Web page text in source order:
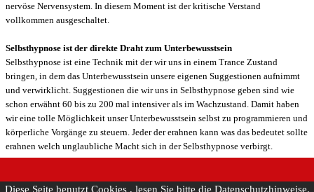
nervöse Nervensystem. In diesem Moment ist der kritische Verstand
vollkommen ausgeschaltet.
Selbsthypnose ist der direkte Draht zum Unterbewusstsein
Selbsthypnose ist eine Technik mit der wir uns in einem Trance Zustand
bringen, in dem das Unterbewusstsein unsere eigenen Suggestionen aufnimmt
und verwirklicht. Suggestionen die wir uns in Selbsthypnose geben sind wie
schon erwähnt 60 bis zu 200 mal intensiver als im Wachzustand. Damit haben
wir eine tolle Möglichkeit unser Unterbewusstsein selbst zu programmieren und
körperliche Vorgänge zu steuern. Jeder der erahnen kann was das bedeutet sollte
erahnen welch unglaubliche Macht sich in der Selbsthypnose verbirgt.
Diese Seite benutzt Cookies , lesen Sie bitte die Datenschutzhinweise.